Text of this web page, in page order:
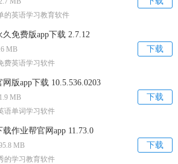
的英语学习教育软件
免费版app下载 2.7.12
下载
MB
费英语学习软件
版app下载 10.5.536.0203
下载
MB
语单词学习软件
作业帮官网app 11.73.0
下载
MB
的学习教育软件